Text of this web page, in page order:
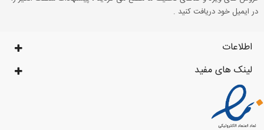
در ایمیل خود دریافت کنید .
اطلاعات
لینک های مفید